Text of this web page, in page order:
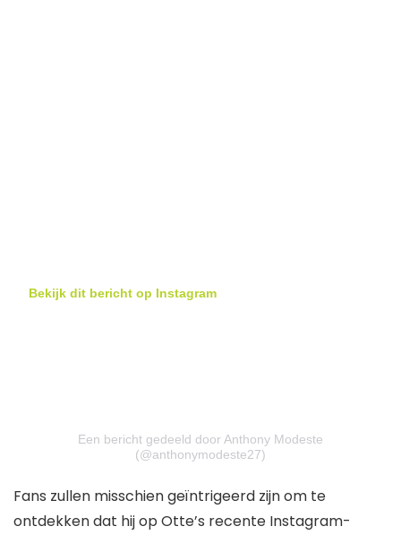
Bekijk dit bericht op Instagram
Een bericht gedeeld door Anthony Modeste
(@anthonymodeste27)
Fans zullen misschien geïntrigeerd zijn om te
ontdekken dat hij op Otte’s recente Instagram-